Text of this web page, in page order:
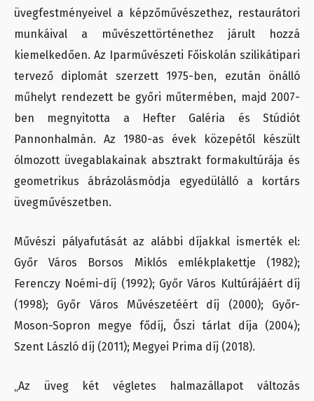
üvegfestményeivel a képzőművészethez, restaurátori
munkáival a művészettörténethez járult hozzá
kiemelkedően. Az Iparművészeti Főiskolán szilikátipari
tervező diplomát szerzett 1975-ben, ezután önálló
műhelyt rendezett be győri műtermében, majd 2007-
ben megnyitotta a Hefter Galéria és Stúdiót
Pannonhalmán. Az 1980-as évek közepétől készült
ólmozott üvegablakainak absztrakt formakultúrája és
geometrikus ábrázolásmódja egyedülálló a kortárs
üvegművészetben.
Művészi pályafutását az alábbi díjakkal ismerték el:
Győr Város Borsos Miklós emlékplakettje (1982);
Ferenczy Noémi-díj (1992); Győr Város Kultúrájáért díj
(1998); Győr Város Művészetéért díj (2000); Győr-
Moson-Sopron megye fődíj, Őszi tárlat díja (2004);
Szent László díj (2011); Megyei Prima díj (2018).
„Az üveg két végletes halmazállapot változás